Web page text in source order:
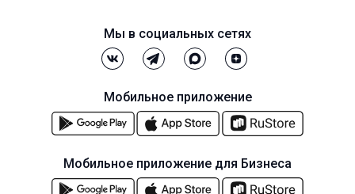
Мы в социальных сетях
Мобильное приложение
Мобильное приложение для Бизнеса